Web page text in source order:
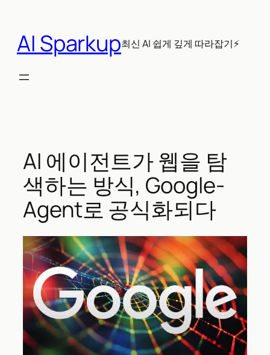
AI Sparkup최신 AI 쉽게 깊게 따라잡기⚡
AI 에이전트가 웹을 탐
색하는 방식, Google-
Agent로 공식화되다